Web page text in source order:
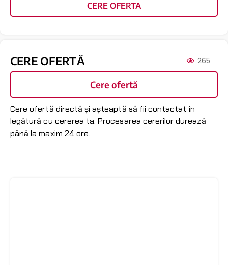
CERE OFERTA
CERE OFERTĂ 265
Cere ofertă
Cere ofertă directă și așteaptă să fii contactat în
legătură cu cererea ta. Procesarea cererilor durează
până la maxim 24 ore.